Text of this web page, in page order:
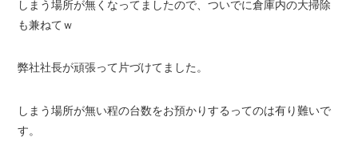
しまう場所が無くなってましたので、ついでに倉庫内の大掃除
も兼ねてｗ
弊社社長が頑張って片づけてました。
しまう場所が無い程の台数をお預かりするってのは有り難いで
す。